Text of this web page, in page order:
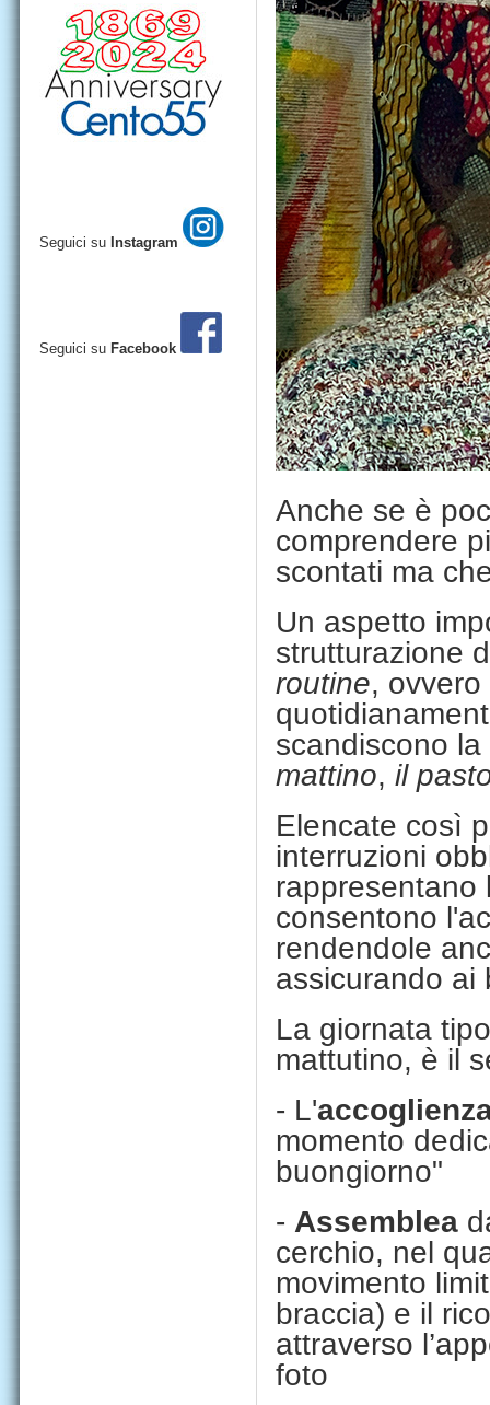
Anche se è
comprendere
scontati ma
Un aspetto
strutturazione
routine,
scandiscono
mattino, il
Elencate così
interruzioni
rappresentano
consentono
rendendole
assicurando ai
La giornata
mattutino, è il
- L'
momento
buongiorno"
- Assemblea
cerchio, nel
movimento
braccia) e il
attraverso
foto
Seguici su Instagram
Seguici su Facebook